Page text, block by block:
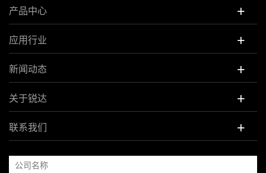
产品中心 +
应用行业 +
新闻动态 +
关于锐达 +
联系我们 +